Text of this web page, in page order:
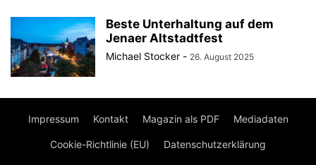
Beste Unterhaltung auf dem
Jenaer Altstadtfest
Michael Stocker - 26. August 2025
Impressum Kontakt Magazin als PDF Mediadaten
Cookie-Richtlinie (EU) Datenschutzerklärung